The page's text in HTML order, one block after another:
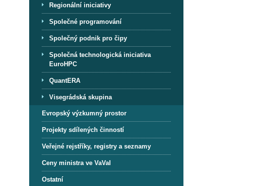
Regionální iniciativy
Společné programování
Společný podnik pro čipy
Společná technologická iniciativa
EuroHPC
QuantERA
Visegrádská skupina
Evropský výzkumný prostor
Projekty sdílených činností
Veřejné rejstříky, registry a seznamy
Ceny ministra ve VaVaI
Ostatní